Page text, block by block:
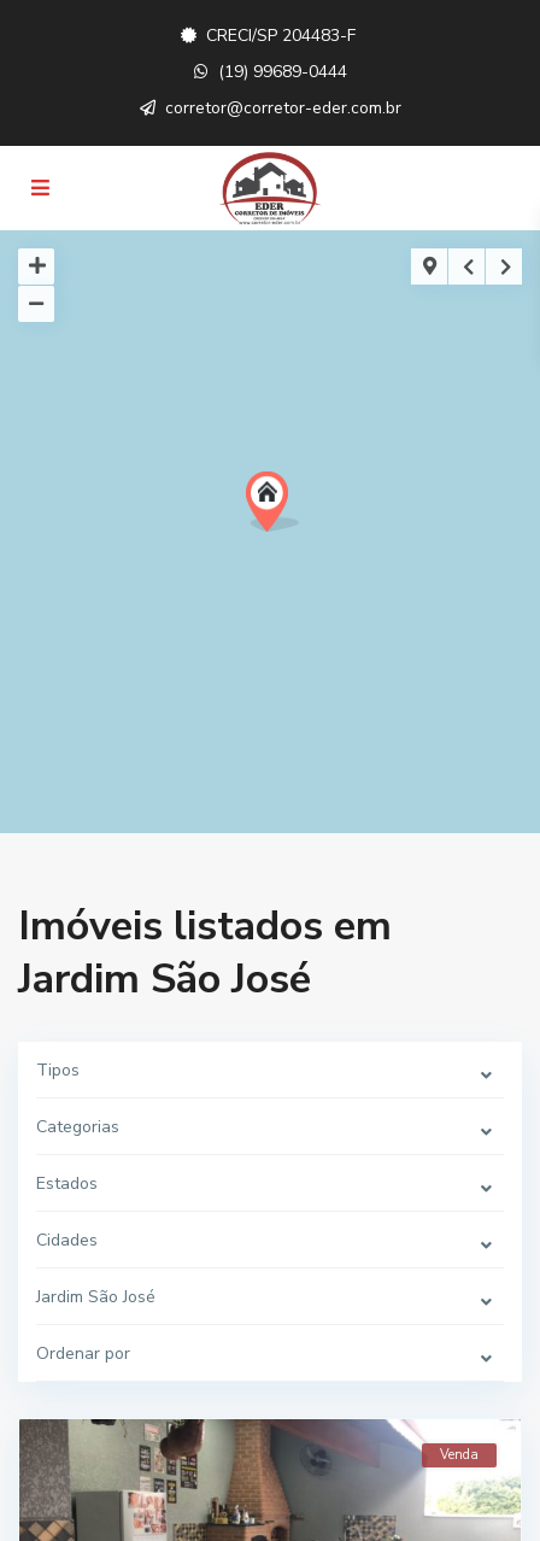
CRECI/SP 204483-F
(19) 99689-0444
corretor@corretor-eder.com.br
Imóveis listados em
Jardim São José
Tipos
Categorias
Estados
Cidades
Jardim São José
Ordenar por
Venda